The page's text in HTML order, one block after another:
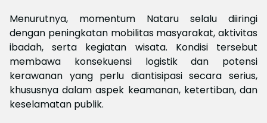
Menurutnya, momentum Nataru selalu diiringi
dengan peningkatan mobilitas masyarakat, aktivitas
ibadah, serta kegiatan wisata. Kondisi tersebut
membawa konsekuensi logistik dan potensi
kerawanan yang perlu diantisipasi secara serius,
khususnya dalam aspek keamanan, ketertiban, dan
keselamatan publik.